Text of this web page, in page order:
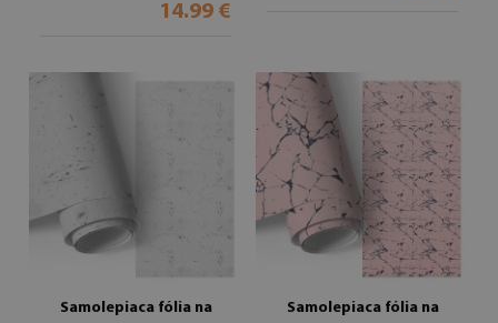
14.99 €
Samolepiaca fólia na Samolepiaca fólia na